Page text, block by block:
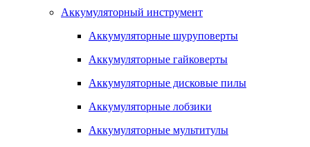
Аккумуляторный инструмент
Аккумуляторные шуруповерты
Аккумуляторные гайковерты
Аккумуляторные дисковые пилы
Аккумуляторные лобзики
Аккумуляторные мультитулы